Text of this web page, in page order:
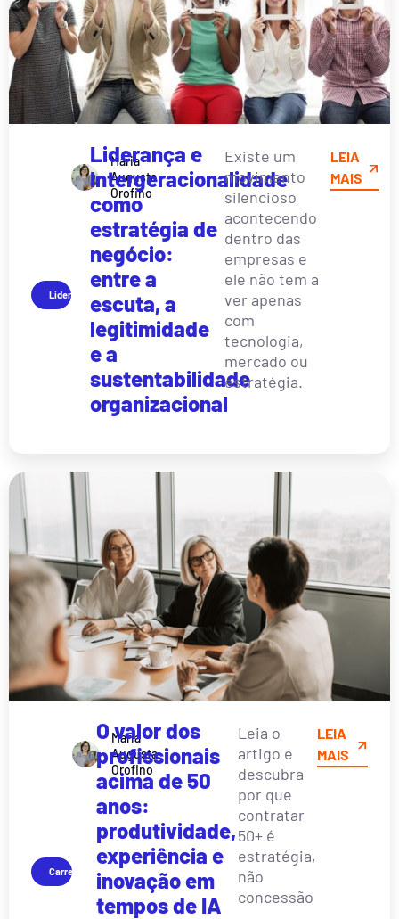
Liderança
Maria
Augusta
Orofino
Liderança e
Intergeracionalidade
como
estratégia de
negócio:
entre a
escuta, a
legitimidade
e a
sustentabilidade
organizacional
Existe um
movimento
silencioso
acontecendo
dentro das
empresas e
ele não tem a
ver apenas
com
tecnologia,
mercado ou
estratégia.
LEIA
MAIS
Carreira
Maria
Augusta
Orofino
O valor dos
profissionais
acima de 50
anos:
produtividade,
experiência e
inovação em
tempos de IA
Leia o
artigo e
descubra
por que
contratar
50+ é
estratégia,
não
concessão
LEIA
MAIS